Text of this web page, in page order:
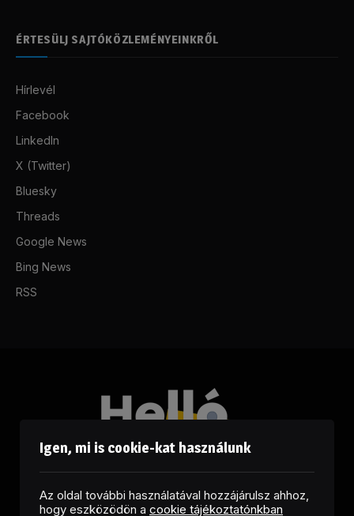
ÉRTESÜLJ SAJTÓKÖZLEMÉNYEINKRŐL
Hírlevél
Facebook
LinkedIn
X (Twitter)
Bluesky
Threads
Google News
Bing News
RSS
Igen, mi is cookie-kat használunk
Az oldal további használatával hozzájárulsz ahhoz,
hogy eszközödön a cookie tájékoztatónkban